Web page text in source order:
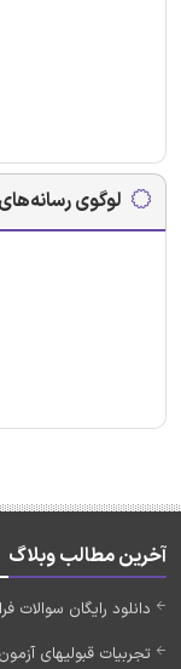
لوگوی
آخرین مطالب وبلاگ
دانلود رایگان سوالات
تجربیات قبولیهای